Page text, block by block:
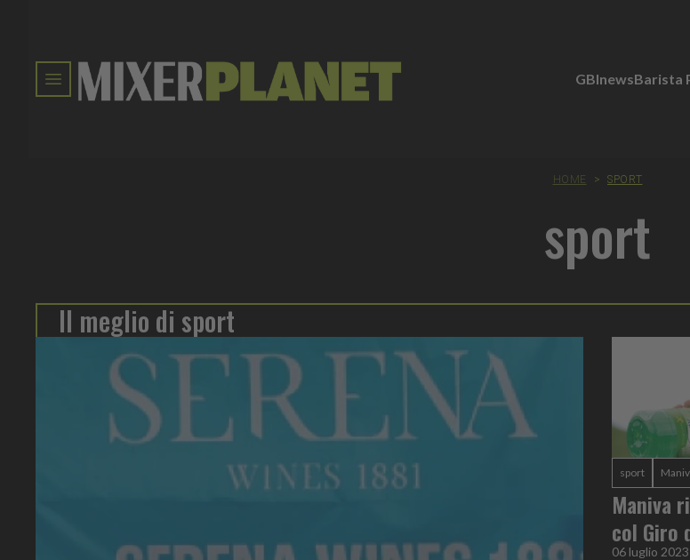
GBInewsBarista
HOME > SPORT
sport
Il meglio di sport
sport
Maniva
col Giro
06 luglio 2023